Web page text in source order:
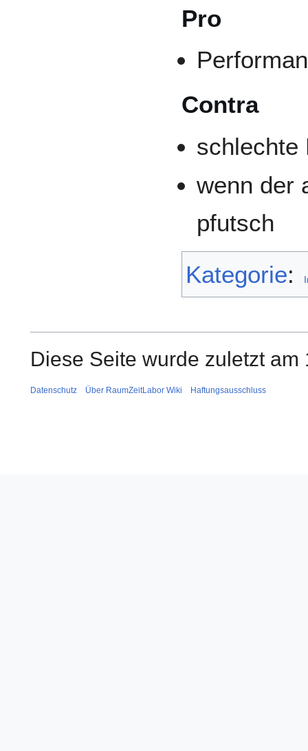
Pro
Contra
schlechte
wenn der
pfutsch
Kategorie:
Diese Seite wurde zuletzt
Datenschutz Über RaumZeitLabor Wiki Haftungsausschluss